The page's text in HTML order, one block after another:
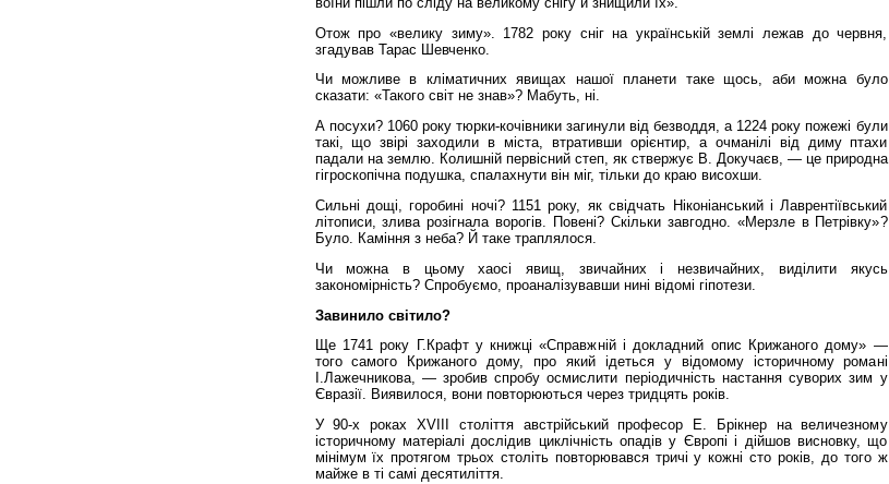
Отож про «велику зиму». 1782 року сніг на українській землі лежав до червня,
згадував Тарас Шевченко.
Чи можливе в кліматичних явищах нашої планети таке щось, аби можна було
сказати: «Такого світ не знав»? Мабуть, ні.
А посухи? 1060 року тюрки-кочівники загинули від безводдя, а 1224 року пожежі були
такі, що звірі заходили в міста, втративши орієнтир, а очманілі від диму птахи
падали на землю. Колишній первісний степ, як ствержує В. Докучаєв, — це природна
гігроскопічна подушка, спалахнути він міг, тільки до краю висохши.
Сильні дощі, горобині ночі? 1151 року, як свідчать Ніконіанський і Лаврентіївський
літописи, злива розігнала ворогів. Повені? Скільки завгодно. «Мерзле в Петрівку»?
Було. Каміння з неба? Й таке траплялося.
Чи можна в цьому хаосі явищ, звичайних і незвичайних, виділити якусь
закономірність? Спробуємо, проаналізувавши нині відомі гіпотези.
Завинило світило?
Ще 1741 року Г.Крафт у книжці «Справжній і докладний опис Крижаного дому» —
того самого Крижаного дому, про який ідеться у відомому історичному романі
І.Лажеч­никова, — зробив спробу осмислити періодичність настання суворих зим у
Євразії. Виявилося, вони повторюються через тридцять років.
У 90-х роках ХVІІІ століття австрійський професор Е. Брікнер на величезному
історичному матеріалі дослідив циклічність опадів у Європі і дійшов висновку, що
мінімум їх протягом трьох століть повторювався тричі у кожні сто років, до того ж
майже в ті самі десятиліття.